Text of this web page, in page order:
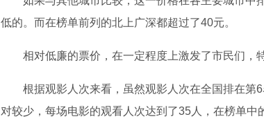
低的。而在榜单前列的北上广深都超过了40元。
相对低廉的票价，在一定程度上激发了市民们，
根据观影人次来看，虽然观影人次在全国排在第
对较少，每场电影的观看人次达到了35人，在榜单中